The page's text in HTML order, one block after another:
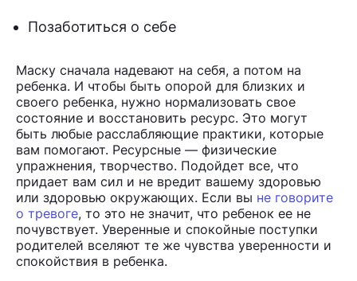
Позаботиться о себе
Маску сначала надевают на себя, а потом на
ребенка. И чтобы быть опорой для близких и
своего ребенка, нужно нормализовать свое
состояние и восстановить ресурс. Это могут
быть любые расслабляющие практики, которые
вам помогают. Ресурсные — физические
упражнения, творчество. Подойдет все, что
придает вам сил и не вредит вашему здоровью
или здоровью окружающих. Если вы не говорите
о тревоге, то это не значит, что ребенок ее не
почувствует. Уверенные и спокойные поступки
родителей вселяют те же чувства уверенности и
спокойствия в ребенка.